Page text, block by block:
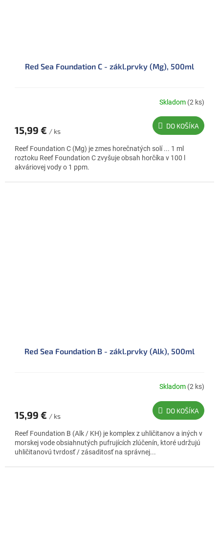
Red Sea Foundation C - zákl.prvky (Mg), 500ml
Skladom (2 ks)
15,99 € / ks
DO KOŠÍKA
Reef Foundation C (Mg) je zmes horečnatých solí ... 1 ml
roztoku Reef Foundation C zvyšuje obsah horčíka v 100 l
akváriovej vody o 1 ppm.
Red Sea Foundation B - zákl.prvky (Alk), 500ml
Skladom (2 ks)
15,99 € / ks
DO KOŠÍKA
Reef Foundation B (Alk / KH) je komplex z uhličitanov a iných v
morskej vode obsiahnutých pufrujících zlúčenín, ktoré udržujú
uhličitanovú tvrdosť / zásaditosť na správnej...